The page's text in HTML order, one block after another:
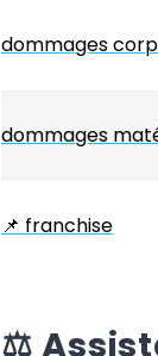
dommages
dommages
📌 franchise
⚖️